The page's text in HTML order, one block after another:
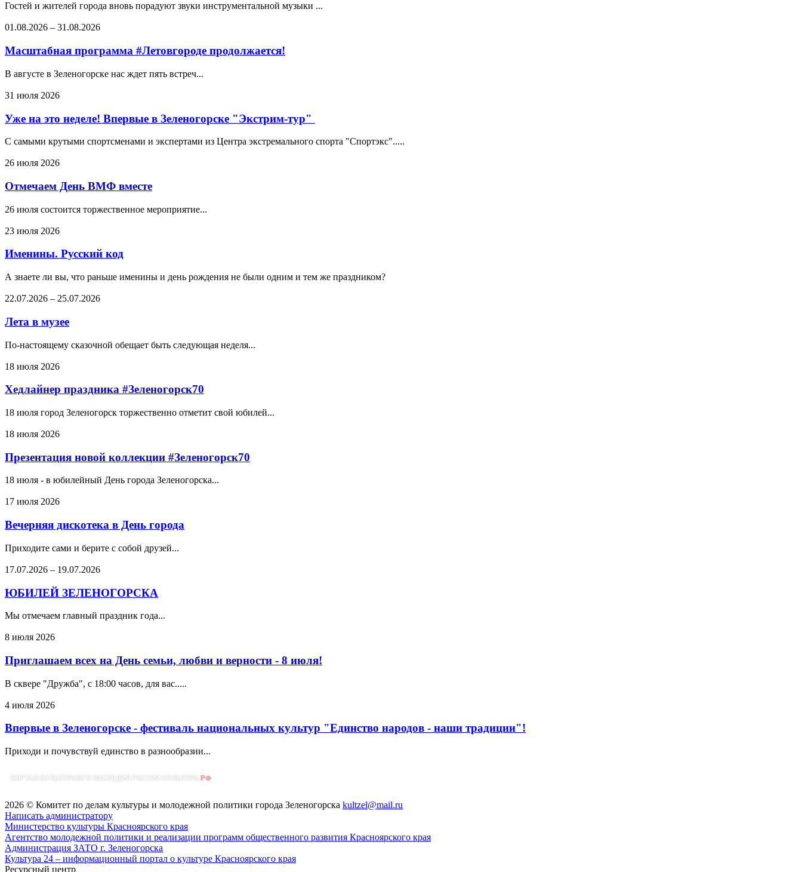
Гостей и жителей города вновь порадуют звуки инструментальной музыки ...
01.08.2026 – 31.08.2026
Масштабная программа #Летовгороде продолжается!
В августе в Зеленогорске нас ждет пять встреч...
31 июля 2026
Уже на это неделе! Впервые в Зеленогорске "Экстрим-тур"
С самыми крутыми спортсменами и экспертами из Центра экстремального спорта "Спортэкс".....
26 июля 2026
Отмечаем День ВМФ вместе
26 июля состоится торжественное мероприятие...
23 июля 2026
Именины. Русский код
А знаете ли вы, что раньше именины и день рождения не были одним и тем же праздником?
22.07.2026 – 25.07.2026
Лета в музее
По-настоящему сказочной обещает быть следующая неделя...
18 июля 2026
Хедлайнер праздника #Зеленогорск70
18 июля город Зеленогорск торжественно отметит свой юбилей...
18 июля 2026
Презентация новой коллекции #Зеленогорск70
18 июля - в юбилейный День города Зеленогорска...
17 июля 2026
Вечерняя дискотека в День города
Приходите сами и берите с собой друзей...
17.07.2026 – 19.07.2026
ЮБИЛЕЙ ЗЕЛЕНОГОРСКА
Мы отмечаем главный праздник года...
8 июля 2026
Приглашаем всех на День семьи, любви и верности - 8 июля!
В сквере "Дружба", с 18:00 часов, для вас.....
4 июля 2026
Впервые в Зеленогорске - фестиваль национальных культур "Единство народов - наши традиции"!
Приходи и почувствуй единство в разнообразии...
2026 © Комитет по делам культуры и молодежной политики города Зеленогорска kultzel@mail.ru
Написать администратору
Министерство культуры Красноярского края
Агентство молодежной политики и реализации программ общественного развития Красноярского края
Администрация ЗАТО г. Зеленогорска
Культура 24 – информационный портал о культуре Красноярского края
Ресурсный центр